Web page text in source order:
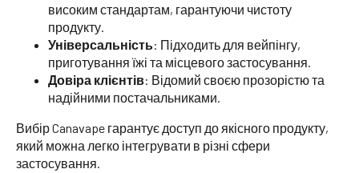
високим стандартам, гарантуючи чистоту
продукту.
Універсальність: Підходить для вейпінгу,
приготування їжі та місцевого застосування.
Довіра клієнтів: Відомий своєю прозорістю та
надійними постачальниками.
Вибір Canavape гарантує доступ до якісного продукту,
який можна легко інтегрувати в різні сфери
застосування.